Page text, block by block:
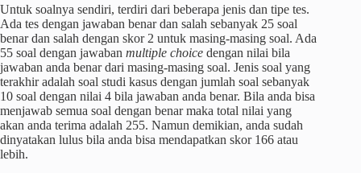
Untuk soalnya sendiri, terdiri dari beberapa jenis dan tipe tes.
Ada tes dengan jawaban benar dan salah sebanyak 25 soal
benar dan salah dengan skor 2 untuk masing-masing soal. Ada
55 soal dengan jawaban multiple choice dengan nilai bila
jawaban anda benar dari masing-masing soal. Jenis soal yang
terakhir adalah soal studi kasus dengan jumlah soal sebanyak
10 soal dengan nilai 4 bila jawaban anda benar. Bila anda bisa
menjawab semua soal dengan benar maka total nilai yang
akan anda terima adalah 255. Namun demikian, anda sudah
dinyatakan lulus bila anda bisa mendapatkan skor 166 atau
lebih.